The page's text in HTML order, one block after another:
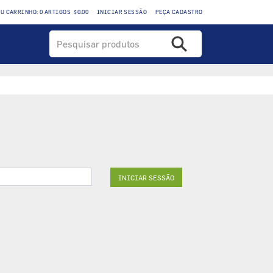
CARRINHO: 0 ARTIGOS $0.00 INICIAR SESSÃO PEÇA CADASTRO